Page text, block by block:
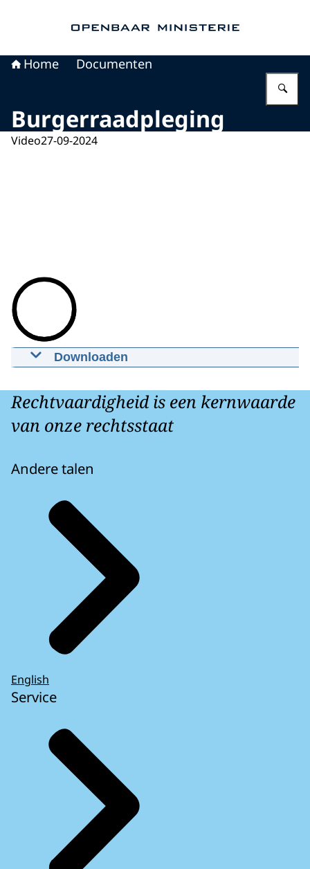
Home Documenten
Burgerraadpleging
Video27-09-2024
Downloaden
27-09-2024 00:53 mp4
Download
Rechtvaardigheid is een kernwaarde
van onze rechtsstaat
Andere talen
English
Service